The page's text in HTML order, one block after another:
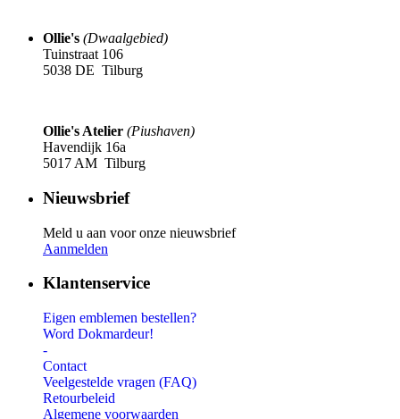
Ollie's (Dwaalgebied)
Tuinstraat 106
5038 DE Tilburg
Ollie's Atelier (Piushaven)
Havendijk 16a
5017 AM Tilburg
Nieuwsbrief
Meld u aan voor onze nieuwsbrief
Aanmelden
Klantenservice
Eigen emblemen bestellen?
Word Dokmardeur!
-
Contact
Veelgestelde vragen (FAQ)
Retourbeleid
Algemene voorwaarden